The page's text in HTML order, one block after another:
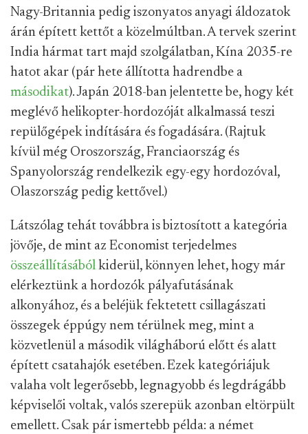
Nagy-Britannia pedig iszonyatos anyagi áldozatok
árán épített kettőt a közelmúltban. A tervek szerint
India hármat tart majd szolgálatban, Kína 2035-re
hatot akar (pár hete állította hadrendbe a
másodikat). Japán 2018-ban jelentette be, hogy két
meglévő helikopter-hordozóját alkalmassá teszi
repülőgépek indítására és fogadására. (Rajtuk
kívül még Oroszország, Franciaország és
Spanyolország rendelkezik egy-egy hordozóval,
Olaszország pedig kettővel.)
Látszólag tehát továbbra is biztosított a kategória
jövője, de mint az Economist terjedelmes
összeállításából kiderül, könnyen lehet, hogy már
elérkeztünk a hordozók pályafutásának
alkonyához, és a beléjük fektetett csillagászati
összegek éppúgy nem térülnek meg, mint a
közvetlenül a második világháború előtt és alatt
épített csatahajók esetében. Ezek kategóriájuk
valaha volt legerősebb, legnagyobb és legdrágább
képviselői voltak, valós szerepük azonban eltörpült
emellett. Csak pár ismertebb példa: a német